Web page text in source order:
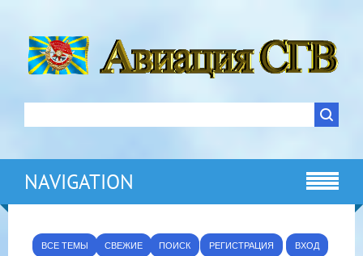
NAVIGATION
ВСЕ ТЕМЫ СВЕЖИЕ ПОИСК РЕГИСТРАЦИЯ ВХОД